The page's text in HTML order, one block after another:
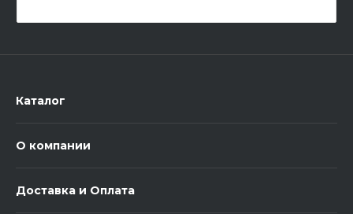
Каталог
О компании
Доставка и Оплата